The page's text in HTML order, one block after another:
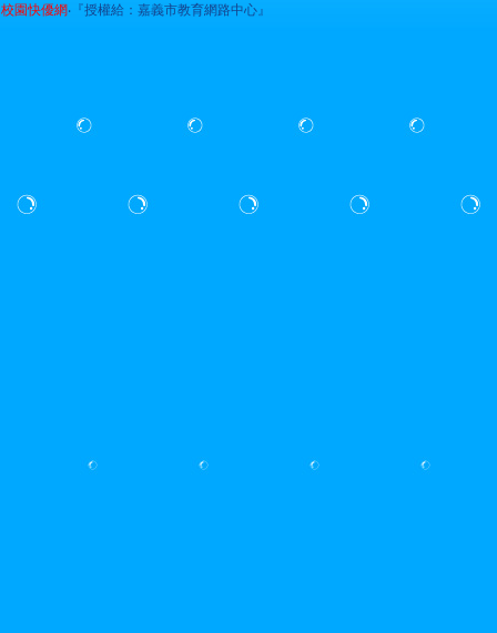
校園快優網‧『授權給：嘉義市教育網路中心』